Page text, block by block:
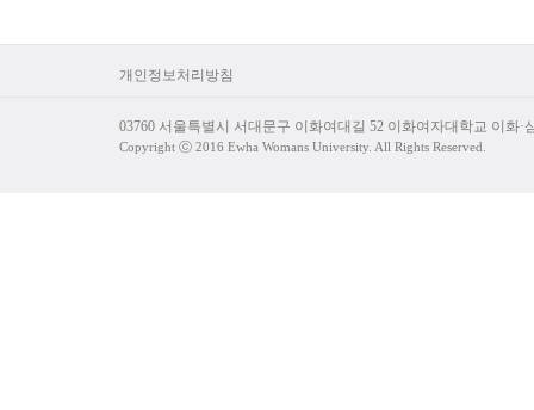
개인정보처리방침
03760 서울특별시 서대문구 이화여대길 52 이화여자대학교 이화
Copyright ⓒ 2016 Ewha Womans University. All Rights Reserved.